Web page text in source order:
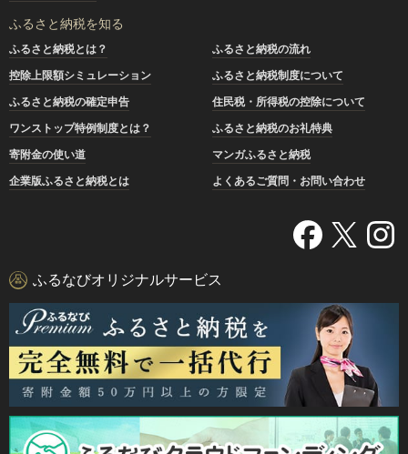
ふるさと納税を知る
ふるさと納税とは？
ふるさと納税の流れ
控除上限額シミュレーション
ふるさと納税制度について
ふるさと納税の確定申告
住民税・所得税の控除について
ワンストップ特例制度とは？
ふるさと納税のお礼特典
寄附金の使い道
マンガふるさと納税
企業版ふるさと納税とは
よくあるご質問・お問い合わせ
ふるなびオリジナルサービス